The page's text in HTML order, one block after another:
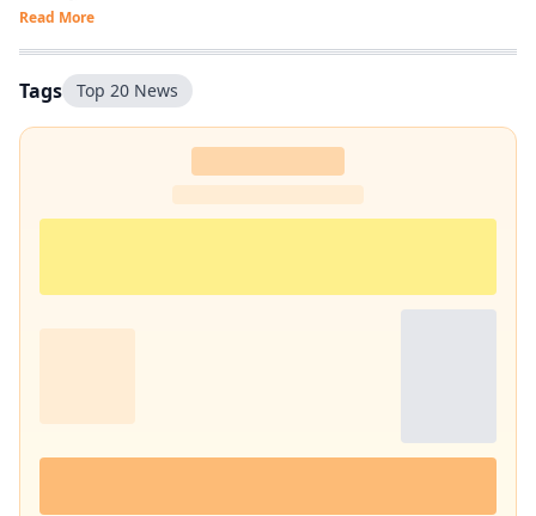
काफी अच्छा रहा है.
Read More
Tags Top 20 News